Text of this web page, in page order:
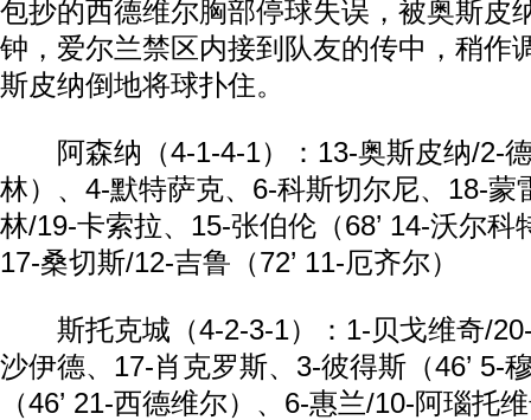
包抄的西德维尔胸部停球失误，被奥斯皮
钟，爱尔兰禁区内接到队友的传中，稍作
斯皮纳倒地将球扑住。
阿森纳（4-1-4-1）：13-奥斯皮纳/2-德
林）、4-默特萨克、6-科斯切尔尼、18-蒙
林/19-卡索拉、15-张伯伦（68’ 14-沃尔科
17-桑切斯/12-吉鲁（72’ 11-厄齐尔）
斯托克城（4-2-3-1）：1-贝戈维奇/
沙伊德、17-肖克罗斯、3-彼得斯（46’ 5-
（46’ 21-西德维尔）、6-惠兰/10-阿瑙托